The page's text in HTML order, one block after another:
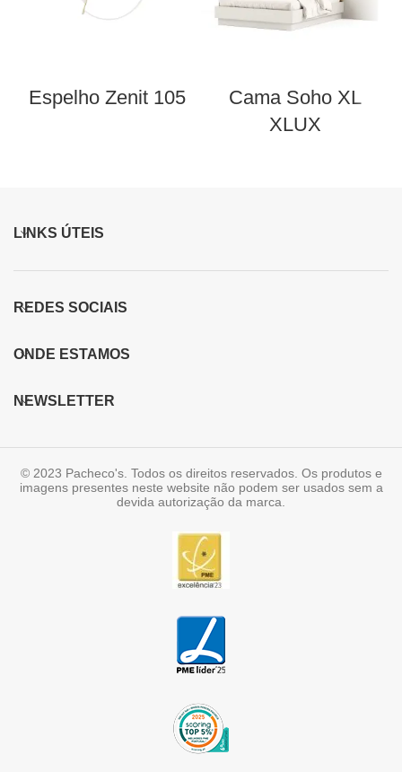
Espelho Zenit 105
Cama Soho XL
XLUX
LINKS ÚTEIS
REDES SOCIAIS
ONDE ESTAMOS
NEWSLETTER
© 2023 Pacheco's. Todos os direitos reservados. Os produtos e
imagens presentes neste website não podem ser usados sem a
devida autorização da marca.